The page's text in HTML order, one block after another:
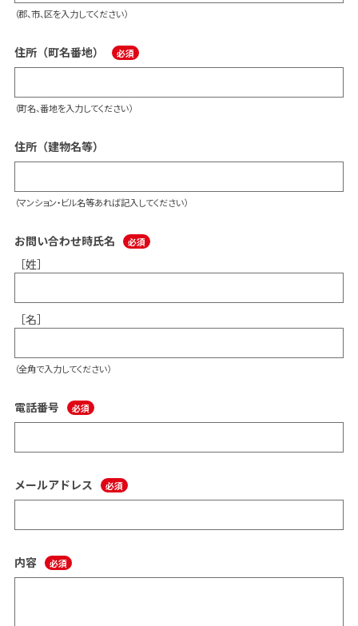
（郡、市、区を入力してください）
住所（町名番地）
（町名、番地を入力してください）
住所（建物名等）
（マンション・ビル名等あれば記入してください）
お問い合わせ時氏名
［姓］
［名］
（全角で入力してください）
電話番号
メールアドレス
内容